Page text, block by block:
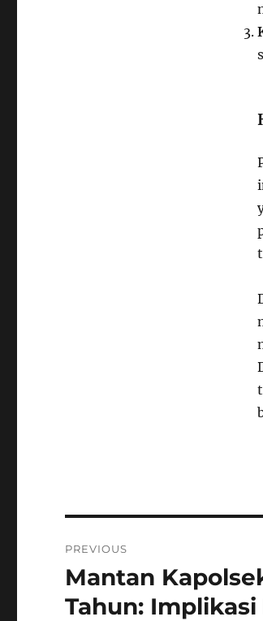
pos
PREVIOUS
Previous
post:
Mantan
Tahun: